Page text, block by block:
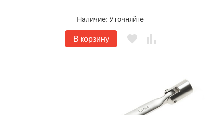
Наличие: Уточняйте
В корзину